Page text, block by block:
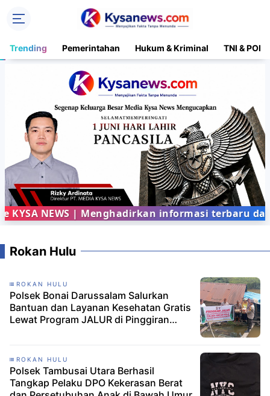
Trending Pemerintahan Hukum & Kriminal TNI &
NEWS | Menghadirkan informasi terbaru dari
Rokan Hulu
ROKAN HULU
Polsek Bonai Darussalam Salurkan
Bantuan dan Layanan Kesehatan Gratis
Lewat Program JALUR di Pinggiran
ROKAN HULU
Polsek Tambusai Utara Berhasil
Tangkap Pelaku DPO Kekerasan Berat